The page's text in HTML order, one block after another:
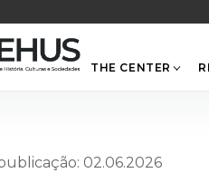
THE CENTER
02.06.2026